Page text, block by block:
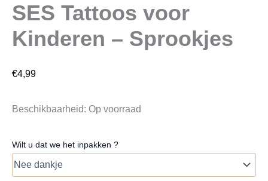
SES Tattoos voor
Kinderen – Sprookjes
€4,99
Beschikbaarheid: Op voorraad
Wilt u dat we het inpakken ?